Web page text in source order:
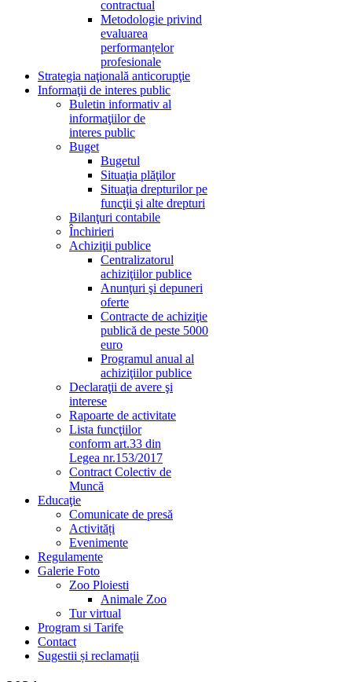
contractual
Metodologie privind
evaluarea
performanțelor
profesionale
Strategia naţională anticorupţie
Informaţii de interes public
Buletin informativ al
informaţiilor de
interes public
Buget
Bugetul
Situaţia plăţilor
Situaţia drepturilor pe
funcţii şi alte drepturi
Bilanţuri contabile
Închirieri
Achiziţii publice
Centralizatorul
achiziţiilor publice
Anunţuri şi depuneri
oferte
Contracte de achiziţie
publică de peste 5000
euro
Programul anual al
achiziţiilor publice
Declaraţii de avere şi
interese
Rapoarte de activitate
Lista funcţiilor
conform art.33 din
Legea nr.153/2017
Contract Colectiv de
Muncă
Educaţie
Comunicate de presă
Activități
Evenimente
Regulamente
Galerie Foto
Zoo Ploiesti
Animale Zoo
Tur virtual
Program si Tarife
Contact
Sugestii și reclamații